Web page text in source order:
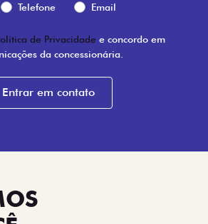
Telefone Email
de Privacidade e concordo em
da concessionária.
Entrar em contato